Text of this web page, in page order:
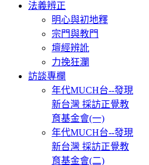
法義辨正
明心與初地釋
宗門與教門
壇經辨訛
力挽狂瀾
訪談專欄
年代MUCH台--發現
新台灣 採訪正覺教
育基金會(一)
年代MUCH台--發現
新台灣 採訪正覺教
育基金會(二)